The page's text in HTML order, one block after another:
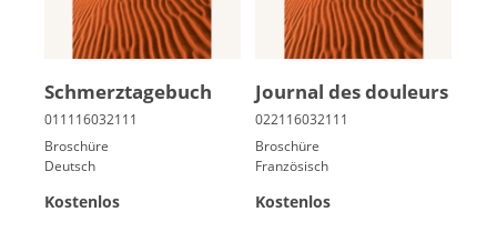
Schmerz­ta­ge­buch
Broschüre
Deutsch
Kostenlos
Jour­nal des dou­leurs
Broschüre
Französisch
Kostenlos